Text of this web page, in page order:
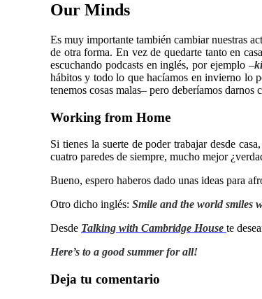
Our Minds
Es muy importante también cambiar nuestras
de otra forma. En vez de quedarte tanto en
escuchando podcasts en inglés, por ejemplo –
hábitos y todo lo que hacíamos en invierno lo
tenemos cosas malas– pero deberíamos
Working from Home
Si tienes la suerte de poder trabajar desde
cuatro paredes de siempre, mucho mejor
Bueno, espero haberos dado unas ideas para
Otro dicho inglés: Smile and the world smiles
Desde Talking with Cambridge House te
Here’s to a good summer for all!
Deja tu comentario